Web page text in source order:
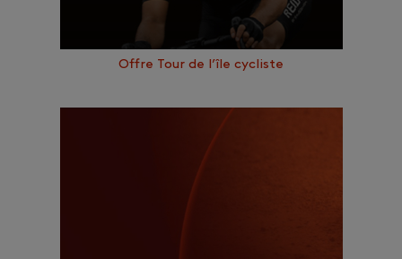
Offre Tour de l’île cycliste